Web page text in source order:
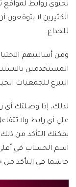
تحتوي روابط لمواقع
الكثيرين لا
للخداع.
ومن أساليبهم
المستخدمين
التبرع للجمعيات
لذلك، إذا وصلتك
على أي رابط ولا
يمكنك التأكد من ذلك
اسم الحساب في أعلى
حاسما في التأكد